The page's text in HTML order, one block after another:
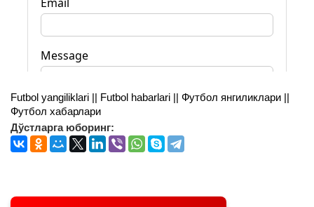
Futbol yangiliklari || Futbol habarlari || Футбол янгиликлари ||
Футбол хабарлари
Дўстларга юборинг: